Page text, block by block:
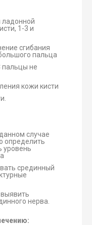
ладонной
1-3 и
сгибания
пальца
пальцы не
кожи кисти
случае
определить
уровень
срединный
нерва.